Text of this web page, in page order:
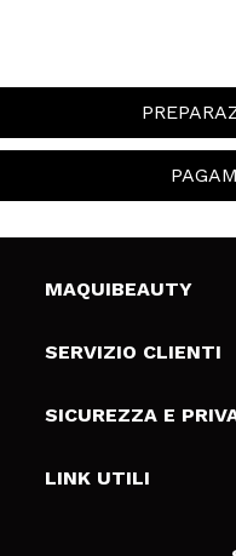
MAQUIBEAUTY
Chi siamo
Gift Cards
SERVIZIO CLIENTI
Spedizioni & Resi
Metodi di
SICUREZZA E
Termini e
LINK UTILI